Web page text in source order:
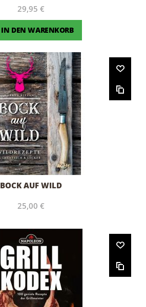
29,95 €
IN DEN WARENKORB
BOCK AUF WILD
25,00 €